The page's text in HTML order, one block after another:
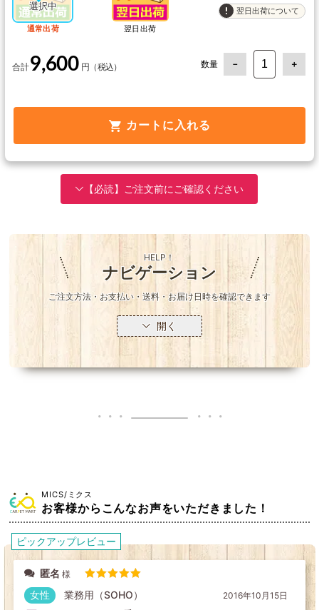
通常出荷 翌日出荷
翌日出荷について
9,600 数量
カートに入れる
【必読】ご注文前にご確認ください
HELP！
ナビゲーション
ご注文方法・お支払い・送料・お届け日時を確認できます
開く
MICS/ミクス
お客様からこんなお声をいただきました！
ピックアップレビュー
匿名
2016年10月15日
女性 業務用（SOHO）